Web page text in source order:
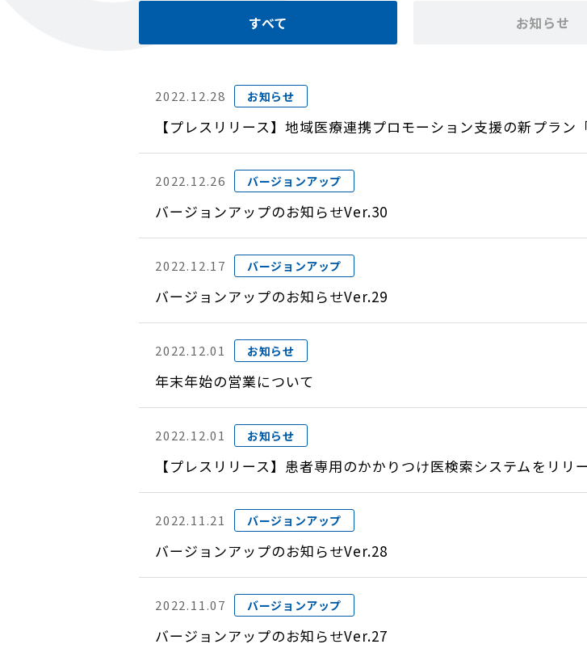
すべて お知らせ
2022.12.28 お知らせ
【プレスリリース】地域医療連携プロモーション支援の新プラン
2022.12.26 バージョンアップ
バージョンアップのお知らせVer.30
2022.12.17 バージョンアップ
バージョンアップのお知らせVer.29
2022.12.01 お知らせ
年末年始の営業について
2022.12.01 お知らせ
【プレスリリース】患者専用のかかりつけ医検索システムをリリ
2022.11.21 バージョンアップ
バージョンアップのお知らせVer.28
2022.11.07 バージョンアップ
バージョンアップのお知らせVer.27